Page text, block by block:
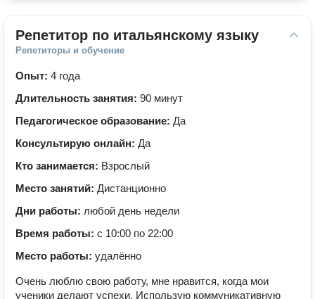
Репетитор по итальянскому языку
Репетиторы и обучение
Опыт: 4 года
Длительность занятия: 90 минут
Педагогическое образование: Да
Консультирую онлайн: Да
Кто занимается: Взрослый
Место занятий: Дистанционно
Дни работы: любой день недели
Время работы: с 10:00 по 22:00
Место работы: удалённо
Очень люблю свою работу, мне нравится, когда мои
ученики делают успехи. Использую коммуникативную